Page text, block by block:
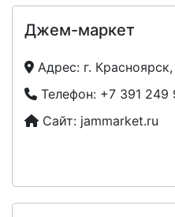
Джем-маркет
Адрес: г.
Телефон: +7 391 249
Сайт: jammarket.ru